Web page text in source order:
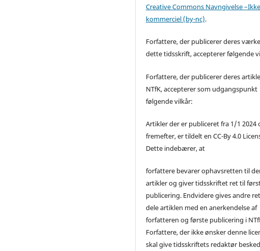
Creative Commons Navngivelse
kommerciel (by-nc).
Forfattere, der publicerer deres
dette tidsskrift, accepterer følgende
Forfattere, der publicerer deres
NTfK, accepterer som udgangspunkt
følgende vilkår:
Artikler der er publiceret fra 1/1 2024
fremefter, er tildelt en CC-By 4.0
Dette indebærer, at
forfattere bevarer ophavsretten til
artikler og giver tidsskriftet ret til
publicering. Endvidere gives andre
dele artiklen med en anerkendelse af
forfatteren og første publicering i
Forfattere, der ikke ønsker denne
skal give tidsskriftets redaktør besked